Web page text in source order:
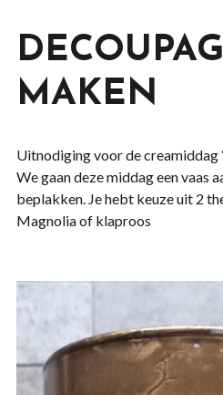
MAKEN
Uitnodiging voor de creamiddag
We gaan deze middag een vaas
beplakken. Je hebt keuze uit 2
Magnolia of klaproos